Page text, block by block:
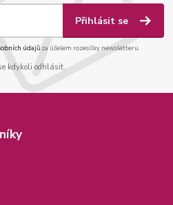
Přihlásit se
údajůza účelem rozesílky newsletteru.
kdykoli odhlásit.